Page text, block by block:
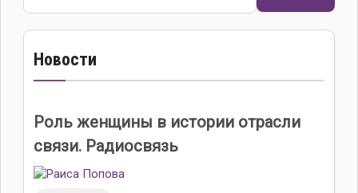
Новости
Роль женщины в истории отрасли
связи. Радиосвязь